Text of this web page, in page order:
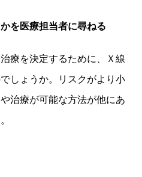
を医療担当者に尋ねる
療を決定するために、Ｘ線
しょうか。リスクがより小
治療が可能な方法が他にあ